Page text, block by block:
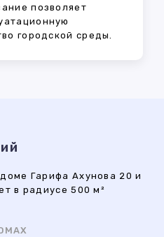
позволяет
городской среды.
Гарифа Ахунова 20 и
в радиусе 500 м²